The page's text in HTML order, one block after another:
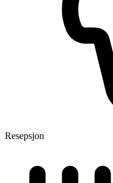
Resepsjon